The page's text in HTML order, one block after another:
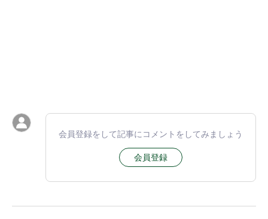
会員登録をして記事にコメントをしてみましょう
会員登録